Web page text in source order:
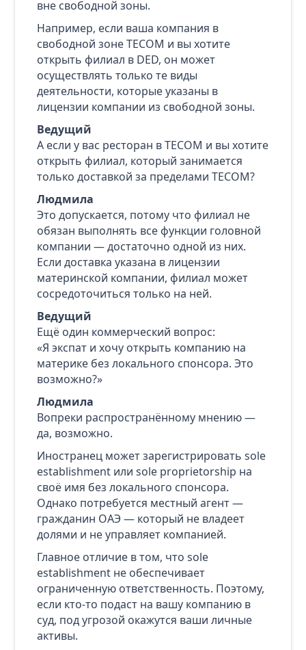
вне свободной зоны.
Например, если ваша компания в
свободной зоне TECOM и вы хотите
открыть филиал в DED, он может
осуществлять только те виды
деятельности, которые указаны в
лицензии компании из свободной зоны.
Ведущий
А если у вас ресторан в TECOM и вы хотите
открыть филиал, который занимается
только доставкой за пределами TECOM?
Людмила
Это допускается, потому что филиал не
обязан выполнять все функции головной
компании — достаточно одной из них.
Если доставка указана в лицензии
материнской компании, филиал может
сосредоточиться только на ней.
Ведущий
Ещё один коммерческий вопрос:
«Я экспат и хочу открыть компанию на
материке без локального спонсора. Это
возможно?»
Людмила
Вопреки распространённому мнению —
да, возможно.
Иностранец может зарегистрировать sole
establishment или sole proprietorship на
своё имя без локального спонсора.
Однако потребуется местный агент —
гражданин ОАЭ — который не владеет
долями и не управляет компанией.
Главное отличие в том, что sole
establishment не обеспечивает
ограниченную ответственность. Поэтому,
если кто‑то подаст на вашу компанию в
суд, под угрозой окажутся ваши личные
активы.